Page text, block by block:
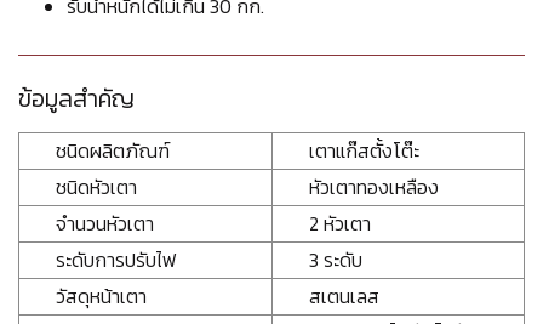
รับน้ำหนักได้ไม่เกิน 30 กก.
ข้อมูลสำคัญ
ชนิดผลิตภัณฑ์
เตาแก๊สตั้งโต๊ะ
ชนิดหัวเตา
หัวเตาทองเหลือง
จำนวนหัวเตา
2 หัวเตา
ระดับการปรับไฟ
3 ระดับ
วัสดุหน้าเตา
สเตนเลส